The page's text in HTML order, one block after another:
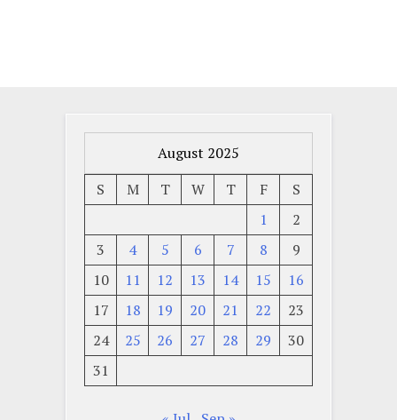
August 2025
S
M T W T F
S
1
2
3
4 5 6 7 8
9
10
11 12 13 14 15
16
17
18 19 20 21 22
23
24
25 26 27 28 29
30
31